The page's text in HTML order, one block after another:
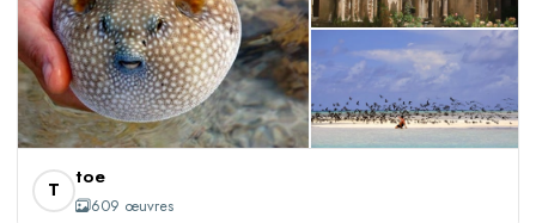
T toe
609 œuvres